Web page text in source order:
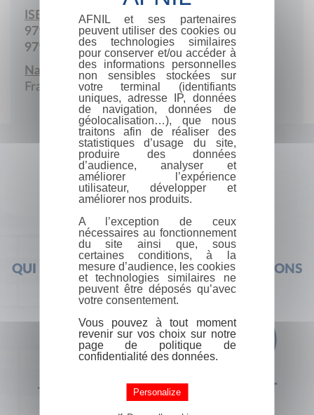
ISBN :
979-10-978154
979-10-987894
Nationalité :
France
QUI SOMMES-NOUS ?FOIRE AUX QUESTIONS
+33 (0) 1 44 41 29 19 CONTACT
AFNIL et ses partenaires
peuvent utiliser des cookies ou
des technologies similaires
pour conserver et/ou accéder à
des informations personnelles
non sensibles stockées sur
votre terminal (identifiants
uniques, adresse IP, données
de navigation, données de
géolocalisation…), que nous
traitons afin de réaliser des
statistiques d’usage du site,
produire des données
d’audience, analyser et
améliorer l’expérience
utilisateur, développer et
améliorer nos produits.
A l’exception de ceux
nécessaires au fonctionnement
du site ainsi que, sous
certaines conditions, à la
mesure d’audience, les cookies
et technologies similaires ne
peuvent être déposés qu’avec
votre consentement.
Vous pouvez à tout moment
revenir sur vos choix sur notre
page de politique de
confidentialité des données.
Personalize